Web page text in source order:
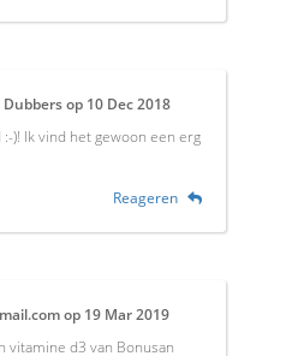
op 10 Dec 2018
)! Ik vind het gewoon een erg
Reageren
op 19 Mar 2019
vitamine d3 van Bonusan